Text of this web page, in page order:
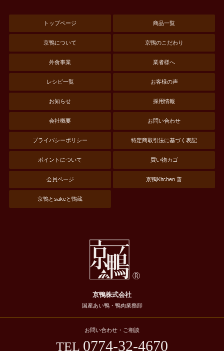
トップページ 商品一覧
京鴨について 京鴨のこだわり
外食事業 業者様へ
レシピ一覧 お客様の声
お知らせ 採用情報
会社概要 お問い合わせ
プライバシーポリシー 特定商取引法に基づく表記
ポイントについて 買い物カゴ
会員ページ 京鴨Kitchen 善
京鴨とsakeと鴨蔵
京鴨株式会社
国産あい鴨・鴨肉業務卸
お問い合わせ・ご相談
TEL 0774-32-4670